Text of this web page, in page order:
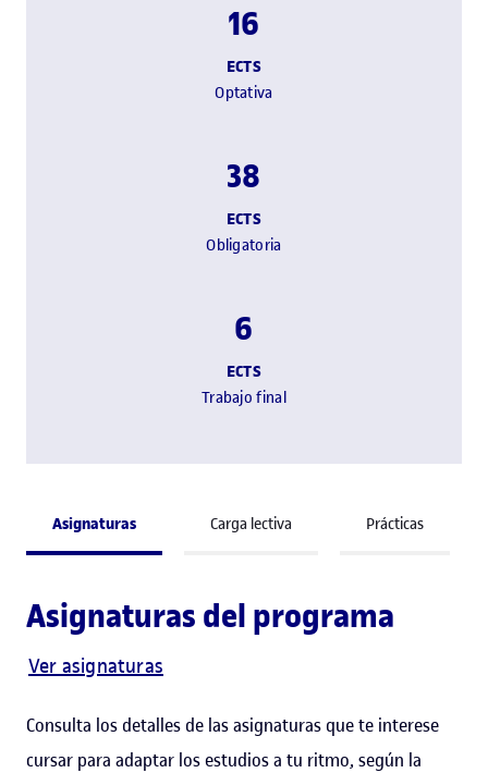
16
ECTS
Optativa
38
ECTS
Obligatoria
6
ECTS
Trabajo final
Asignaturas Carga lectiva Prácticas
Asignaturas del programa
Ver asignaturas
Consulta los detalles de las asignaturas que te interese
cursar para adaptar los estudios a tu ritmo, según la